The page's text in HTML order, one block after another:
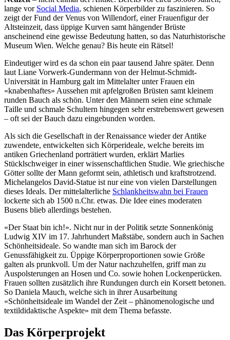
lange vor Social Media, schienen Körperbilder zu faszinieren. So
zeigt der Fund der Venus von Willendorf, einer Frauenfigur der
Altsteinzeit, dass üppige Kurven samt hängender Brüste
anscheinend eine gewisse Bedeutung hatten, so das Naturhistorische
Museum Wien. Welche genau? Bis heute ein Rätsel!
Eindeutiger wird es da schon ein paar tausend Jahre später. Denn
laut Liane Vorwerk-Gundermann von der Helmut-Schmidt-
Universität in Hamburg galt im Mittelalter unter Frauen ein
«knabenhaftes» Aussehen mit apfelgroßen Brüsten samt kleinem
runden Bauch als schön. Unter den Männern seien eine schmale
Taille und schmale Schultern hingegen sehr erstrebenswert gewesen
– oft sei der Bauch dazu eingebunden worden.
Als sich die Gesellschaft in der Renaissance wieder der Antike
zuwendete, entwickelten sich Körperideale, welche bereits im
antiken Griechenland porträtiert wurden, erklärt Marlies
Stücklschweiger in einer wissenschaftlichen Studie. Wie griechische
Götter sollte der Mann geformt sein, athletisch und kraftstrotzend.
Michelangelos David-Statue ist nur eine von vielen Darstellungen
dieses Ideals. Der mittelalterliche Schlankheitswahn bei Frauen
lockerte sich ab 1500 n.Chr. etwas. Die Idee eines moderaten
Busens blieb allerdings bestehen.
«Der Staat bin ich!». Nicht nur in der Politik setzte Sonnenkönig
Ludwig XIV im 17. Jahrhundert Maßstäbe, sondern auch in Sachen
Schönheitsideale. So wandte man sich im Barock der
Genussfähigkeit zu. Üppige Körperproportionen sowie Größe
galten als prunkvoll. Um der Natur nachzuhelfen, griff man zu
Auspolsterungen an Hosen und Co. sowie hohen Lockenperücken.
Frauen sollten zusätzlich ihre Rundungen durch ein Korsett betonen.
So Daniela Mauch, welche sich in ihrer Ausarbeitung
«Schönheitsideale im Wandel der Zeit – phänomenologische und
textildidaktische Aspekte» mit dem Thema befasste.
Das Körperprojekt